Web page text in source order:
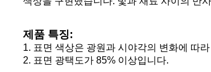
제품 특징:
1. 표면 색상은 광원과 시야각의 변화에 ​​따
2. 표면 광택도가 85% 이상입니다.